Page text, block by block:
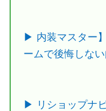
▶ 内装マスター
ームで後悔しな
▶ リショップナ